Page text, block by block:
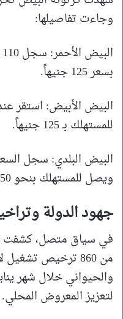
وجاءت تفاصيلها:
بسعر 125 جنيهاً.
للمستهلك بـ 125 جنيهاً.
ويصل للمستهلك بنحو 150 جنيهاً.
جهود الدولة
في سياق متصل، كشفت
من 860 ترخيص
والحيواني خلال شهر
لتعزيز المعروض المحلي.